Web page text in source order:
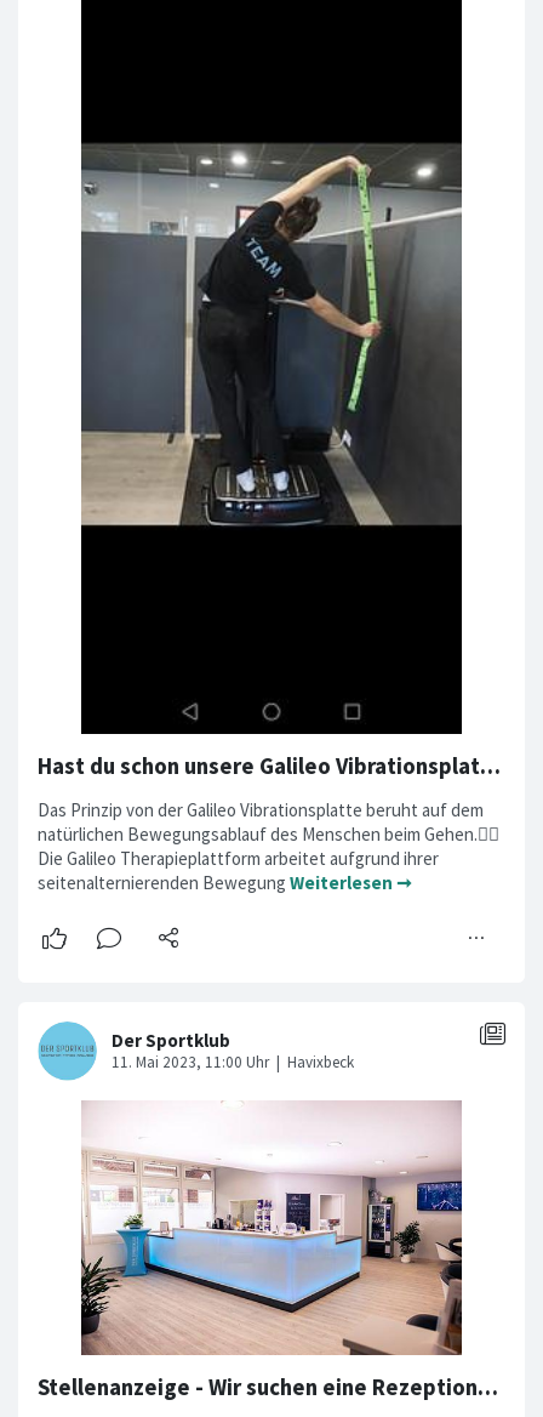
Hast du schon unsere Galileo Vibrationsplatte getestet? 🕵️‍♂️
Das Prinzip von der Galileo Vibrationsplatte beruht auf dem
natürlichen Bewegungsablauf des Menschen beim Gehen.🚶‍♂️
Die Galileo Therapieplattform arbeitet aufgrund ihrer
seitenalternierenden Bewegung Weiterlesen ➞
Stellenanzeige - Wir suchen eine Rezeptionskraft